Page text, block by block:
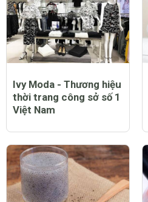
Ivy Moda - Thương hiệu
thời trang công sở số 1
Việt Nam